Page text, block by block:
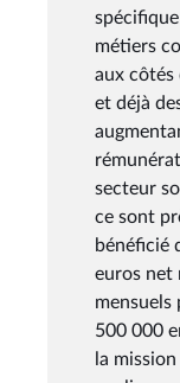
métiers
aux côtés
et déjà
secteur
ce sont
bénéficié
euros net
mensuels
500 000
la